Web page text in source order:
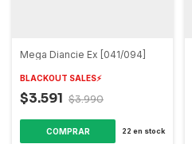
Mega Diancie Ex [041/094]
BLACKOUT SALES⚡️
$3.591 $3.990
COMPRAR 22 en stock